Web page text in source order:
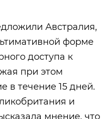
Австралия,
форме
доступа к
при этом
в течение 15 дней.
и
мнение, что